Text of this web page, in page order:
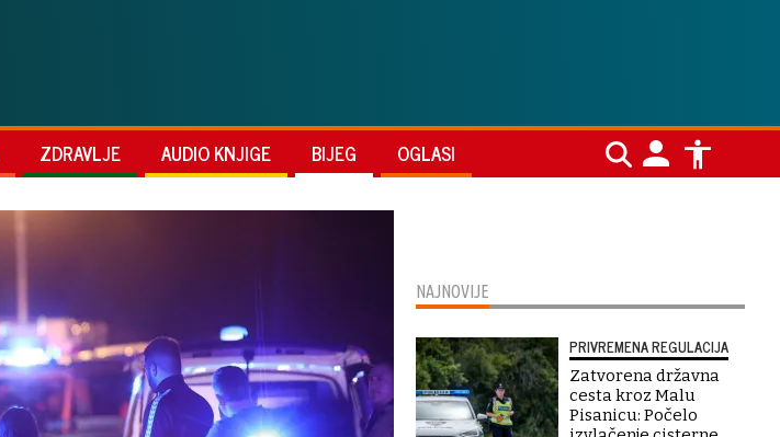
ZDRAVLJE AUDIO KNJIGE BIJEG OGLASI
NAJNOVIJE
PRIVREMENA REGULACIJA
Zatvorena državna
cesta kroz Malu
Pisanicu: Počelo